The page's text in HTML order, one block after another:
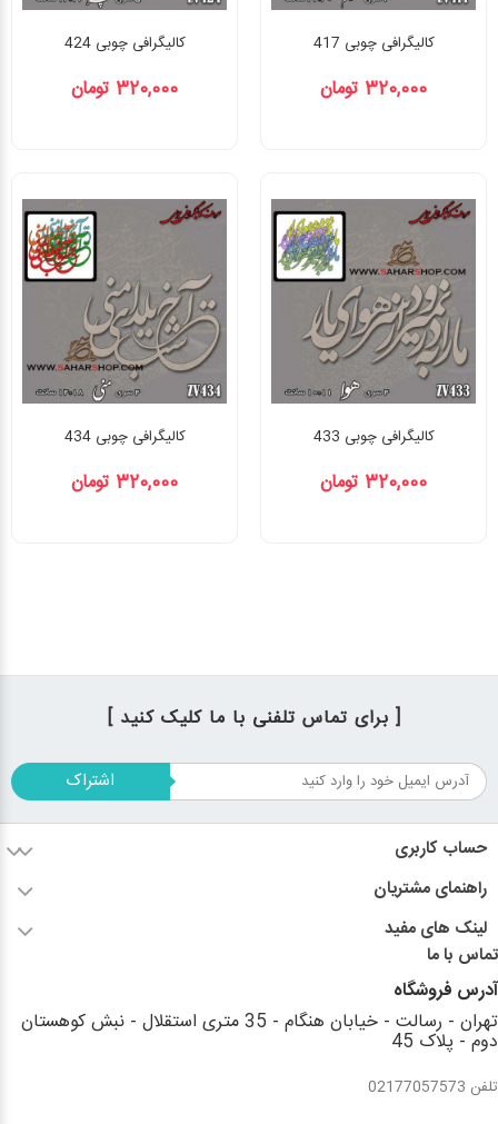
کالیگرافی چوبی 417
320,000 تومان
کالیگرافی چوبی 424
320,000 تومان
کالیگرافی چوبی 433
320,000 تومان
کالیگرافی چوبی 434
320,000 تومان
[ برای تماس تلفنی با ما کلیک کنید ]
اشتراک
حساب کاربری
راهنمای مشتریان
لینک های مفید
تماس با ما
آدرس فروشگاه
تهران - رسالت - خیابان هنگام - 35 متری استقلال - نبش کوهستان
دوم - پلاک 45
تلفن 02177057573